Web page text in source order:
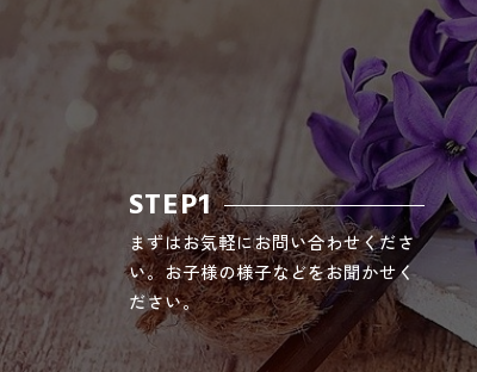
STEP1
まずはお気軽にお問い合わせくださ
い。お子様の様子などをお聞かせく
ださい。